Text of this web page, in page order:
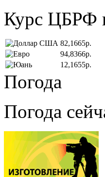
Курс ЦБРФ
82,1665р.
94,8366р.
12,1655р.
Погода
Погода